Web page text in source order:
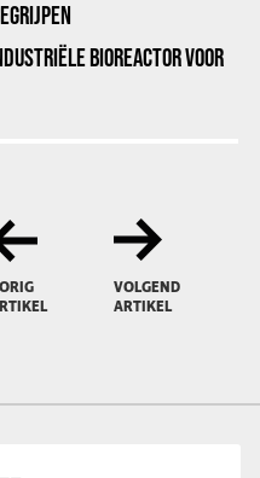
BIOREACTOR VOOR
VOLGEND
ARTIKEL